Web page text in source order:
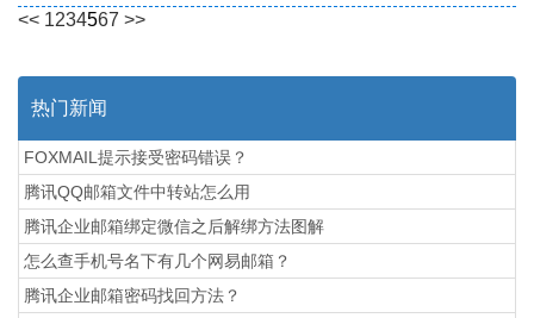
<< 1234567 >>
热门新闻
FOXMAIL提示接受密码错误？
腾讯QQ邮箱文件中转站怎么用
腾讯企业邮箱绑定微信之后解绑方法图解
怎么查手机号名下有几个网易邮箱？
腾讯企业邮箱密码找回方法？